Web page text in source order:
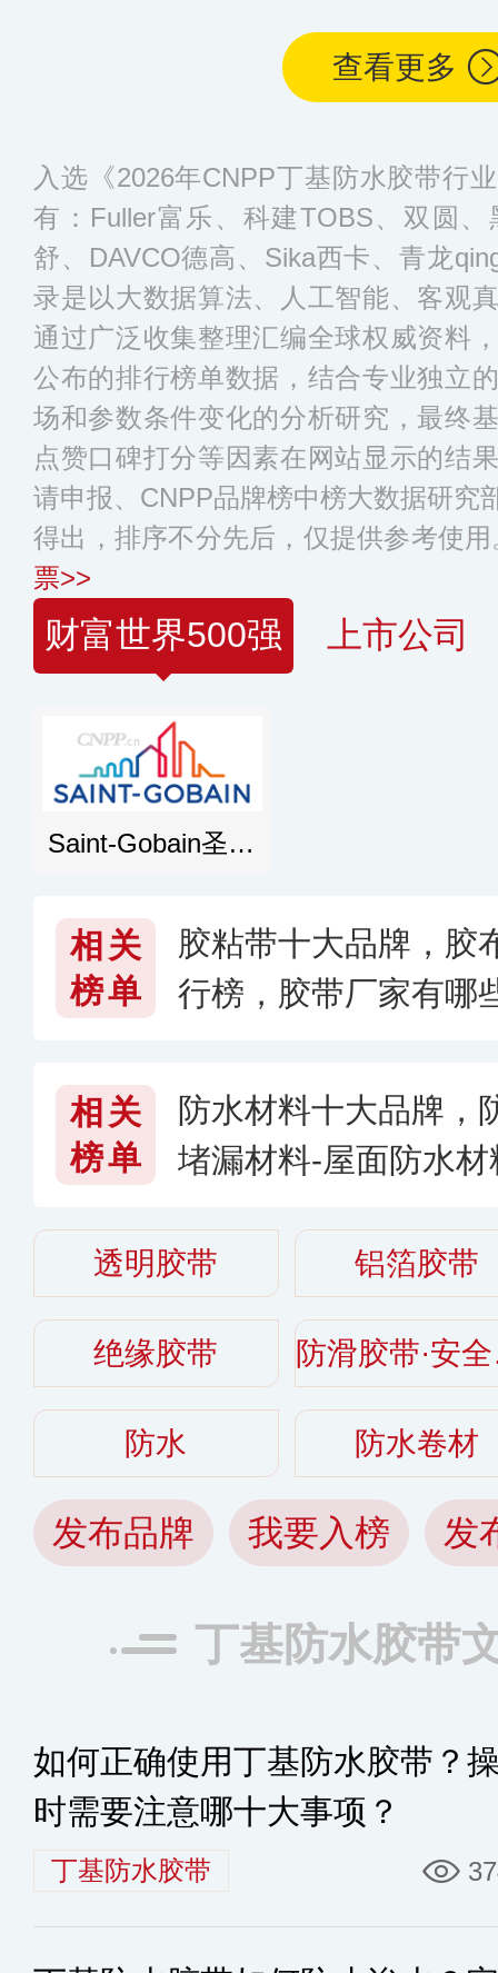
查看更多
入选《2026年CNPP丁基防水胶带行
有：Fuller富乐、科建TOBS、双圆
舒、DAVCO德高、Sika西卡、青龙
录是以大数据算法、人工智能、客观
通过广泛收集整理汇编全球权威资料
公布的排行榜单数据，结合专业独立
场和参数条件变化的分析研究，最终
点赞口碑打分等因素在网站显示的结
请申报、CNPP品牌榜中榜大数据研究
得出，排序不分先后，仅提供参考使用
票>>
财富世界500强 上市公司
Saint-Gobain圣戈班
相关
榜单
胶粘带十大品牌，胶
行榜，胶带厂家有哪
相关
榜单
防水材料十大品牌，
堵漏材料-屋面防水
透明胶带 铝箔胶带
绝缘胶带
防水 防水卷材
发布品牌 我要入榜 发
丁基防水胶带
如何正确使用丁基防水胶带？
时需要注意哪十大事项？
丁基防水胶带